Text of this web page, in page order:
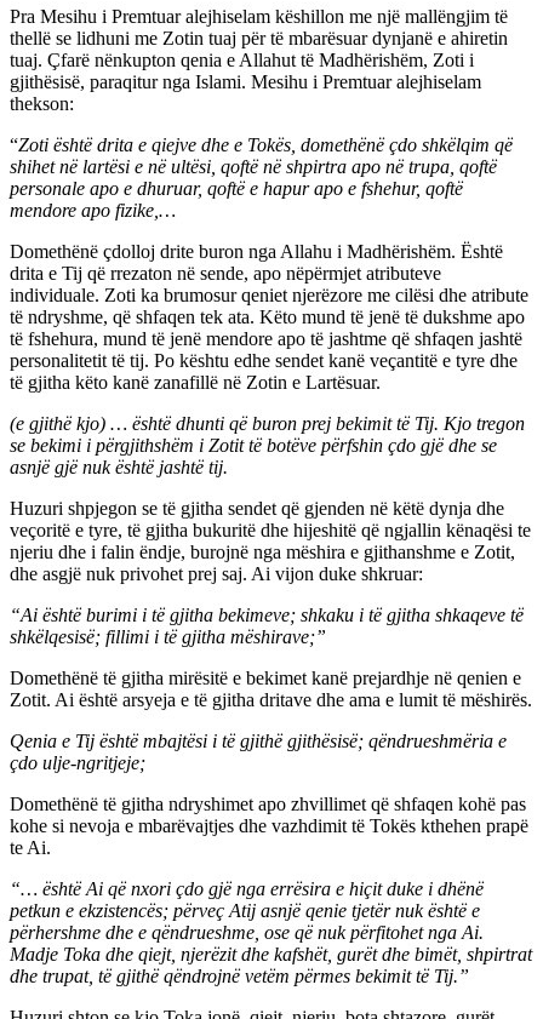
Pra Mesihu i Premtuar alejhiselam këshillon me një mallëngjim të
thellë se lidhuni me Zotin tuaj për të mbarësuar dynjanë e ahiretin
tuaj. Çfarë nënkupton qenia e Allahut të Madhërishëm, Zoti i
gjithësisë, paraqitur nga Islami. Mesihu i Premtuar alejhiselam
thekson:
“Zoti është drita e qiejve dhe e Tokës, domethënë çdo shkëlqim që
shihet në lartësi e në ultësi, qoftë në shpirtra apo në trupa, qoftë
personale apo e dhuruar, qoftë e hapur apo e fshehur, qoftë
mendore apo fizike,…
Domethënë çdolloj drite buron nga Allahu i Madhërishëm. Është
drita e Tij që rrezaton në sende, apo nëpërmjet atributeve
individuale. Zoti ka brumosur qeniet njerëzore me cilësi dhe atribute
të ndryshme, që shfaqen tek ata. Këto mund të jenë të dukshme apo
të fshehura, mund të jenë mendore apo të jashtme që shfaqen jashtë
personalitetit të tij. Po kështu edhe sendet kanë veçantitë e tyre dhe
të gjitha këto kanë zanafillë në Zotin e Lartësuar.
(e gjithë kjo) … është dhunti që buron prej bekimit të Tij. Kjo tregon
se bekimi i përgjithshëm i Zotit të botëve përfshin çdo gjë dhe se
asnjë gjë nuk është jashtë tij.
Huzuri shpjegon se të gjitha sendet që gjenden në këtë dynja dhe
veçoritë e tyre, të gjitha bukuritë dhe hijeshitë që ngjallin kënaqësi te
njeriu dhe i falin ëndje, burojnë nga mëshira e gjithanshme e Zotit,
dhe asgjë nuk privohet prej saj. Ai vijon duke shkruar:
“Ai është burimi i të gjitha bekimeve; shkaku i të gjitha shkaqeve të
shkëlqesisë; fillimi i të gjitha mëshirave;”
Domethënë të gjitha mirësitë e bekimet kanë prejardhje në qenien e
Zotit. Ai është arsyeja e të gjitha dritave dhe ama e lumit të mëshirës.
Qenia e Tij është mbajtësi i të gjithë gjithësisë; qëndrueshmëria e
çdo ulje-ngritjeje;
Domethënë të gjitha ndryshimet apo zhvillimet që shfaqen kohë pas
kohe si nevoja e mbarëvajtjes dhe vazhdimit të Tokës kthehen prapë
te Ai.
“… është Ai që nxori çdo gjë nga errësira e hiçit duke i dhënë
petkun e ekzistencës; përveç Atij asnjë qenie tjetër nuk është e
përhershme dhe e qëndrueshme, ose që nuk përfitohet nga Ai.
Madje Toka dhe qiejt, njerëzit dhe kafshët, gurët dhe bimët, shpirtrat
dhe trupat, të gjithë qëndrojnë vetëm përmes bekimit të Tij.”